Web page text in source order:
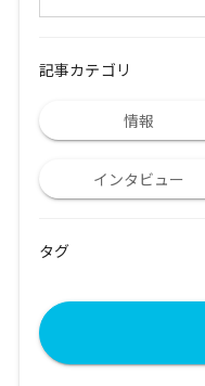
記事カテゴリ
情報
インタビュー
タグ